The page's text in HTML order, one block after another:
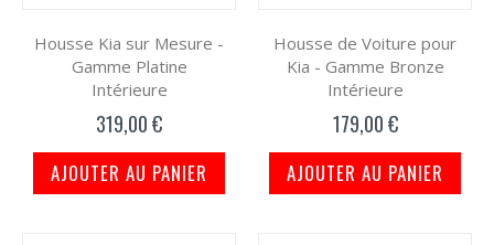
Housse Kia sur Mesure -
Gamme Platine
Intérieure
319,00 €
AJOUTER AU PANIER
Housse de Voiture pour
Kia - Gamme Bronze
Intérieure
179,00 €
AJOUTER AU PANIER